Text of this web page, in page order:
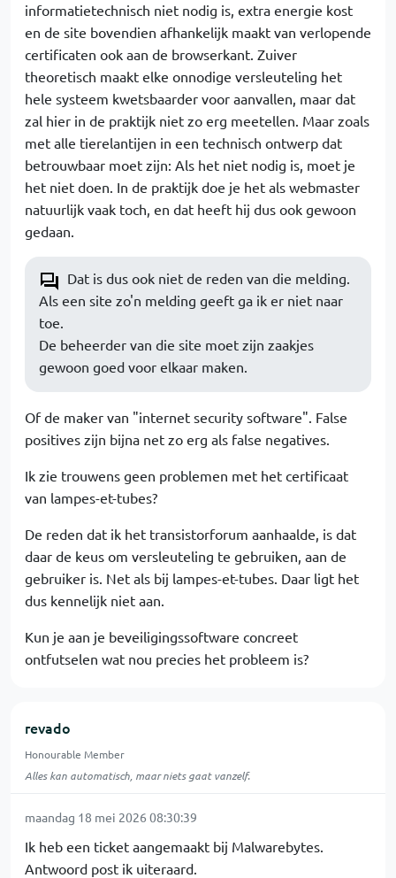
informatietechnisch niet nodig is, extra energie kost
en de site bovendien afhankelijk maakt van verlopende
certificaten ook aan de browserkant. Zuiver
theoretisch maakt elke onnodige versleuteling het
hele systeem kwetsbaarder voor aanvallen, maar dat
zal hier in de praktijk niet zo erg meetellen. Maar zoals
met alle tierelantijen in een technisch ontwerp dat
betrouwbaar moet zijn: Als het niet nodig is, moet je
het niet doen. In de praktijk doe je het als webmaster
natuurlijk vaak toch, en dat heeft hij dus ook gewoon
gedaan.
Dat is dus ook niet de reden van die melding.
Als een site zo'n melding geeft ga ik er niet naar
toe.
De beheerder van die site moet zijn zaakjes
gewoon goed voor elkaar maken.
Of de maker van "internet security software". False
positives zijn bijna net zo erg als false negatives.
Ik zie trouwens geen problemen met het certificaat
van lampes-et-tubes?
De reden dat ik het transistorforum aanhaalde, is dat
daar de keus om versleuteling te gebruiken, aan de
gebruiker is. Net als bij lampes-et-tubes. Daar ligt het
dus kennelijk niet aan.
Kun je aan je beveiligingssoftware concreet
ontfutselen wat nou precies het probleem is?
revado
Honourable Member
Alles kan automatisch, maar niets gaat vanzelf.
maandag 18 mei 2026 08:30:39
Ik heb een ticket aangemaakt bij Malwarebytes.
Antwoord post ik uiteraard.